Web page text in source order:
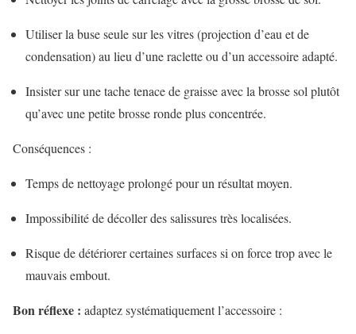
Utiliser la buse seule sur les vitres (projection d’eau et de
condensation) au lieu d’une raclette ou d’un accessoire adapté.
Insister sur une tache tenace de graisse avec la brosse sol plutôt
qu’avec une petite brosse ronde plus concentrée.
Conséquences :
Temps de nettoyage prolongé pour un résultat moyen.
Impossibilité de décoller des salissures très localisées.
Risque de détériorer certaines surfaces si on force trop avec le
mauvais embout.
Bon réflexe : adaptez systématiquement l’accessoire :